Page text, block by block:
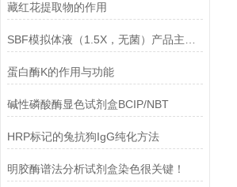
藏红花提取物的作用
蛋白酶K的作用与功能
碱性磷酸酶显色试剂盒BCIP/NBT
HRP标记的兔抗狗IgG纯化方法
明胶酶谱法分析试剂盒染色很关键！